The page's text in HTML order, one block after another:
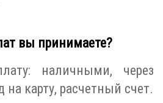
вы принимаете?
наличными, через
на карту, расчетный счет.